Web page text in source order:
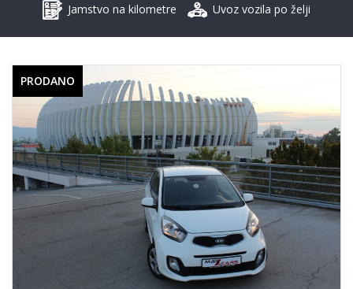
Jamstvo na kilometre Uvoz vozila po želji
PRODANO